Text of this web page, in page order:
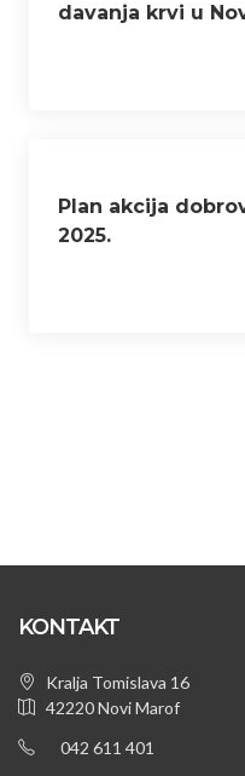
davanja krvi u
Plan akcija
2025.
KONTAKT
Kralja Tomislava 16
42220 Novi Marof
042 611 401